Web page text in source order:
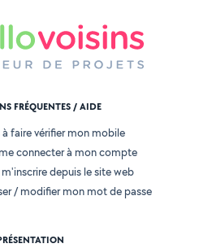
FRÉQUENTES / AIDE
à faire vérifier mon mobile
connecter à mon compte
m'inscrire depuis le site web
/ modifier mon mot de passe